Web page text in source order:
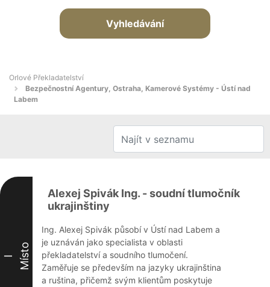
Vyhledávání
Orlové Překladatelství
Bezpečnostní Agentury, Ostraha, Kamerové Systémy - Ústí nad
Labem
I Místo
Alexej Spivák Ing. - soudní tlumočník
ukrajinštiny
Ing. Alexej Spivák působí v Ústí nad Labem a
je uznáván jako specialista v oblasti
překladatelství a soudního tlumočení.
Zaměřuje se především na jazyky ukrajinština
a ruština, přičemž svým klientům poskytuje